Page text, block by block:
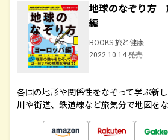
地球のなぞり方
編
BOOKS 旅と健康
2022.10.14 発売
各国の地形や関係性をなぞって学ぶ新
川や街道、鉄道線など旅気分で地図を